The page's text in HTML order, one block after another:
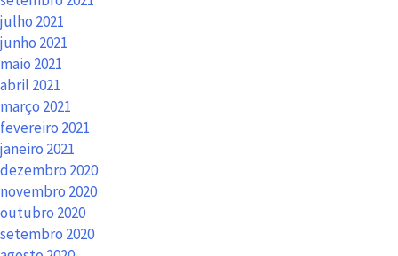
julho 2021
junho 2021
maio 2021
abril 2021
março 2021
fevereiro 2021
janeiro 2021
dezembro 2020
novembro 2020
outubro 2020
setembro 2020